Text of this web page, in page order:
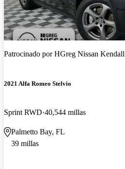
Patrocinado porHGreg Nissan Kendall
2021 Alfa Romeo Stelvio
Sprint RWD 40,544 millas
Palmetto Bay, FL
39 millas